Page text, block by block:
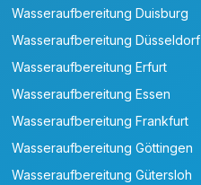
Wasseraufbereitung Duisburg
Wasseraufbereitung Düsseldorf
Wasseraufbereitung Erfurt
Wasseraufbereitung Essen
Wasseraufbereitung Frankfurt
Wasseraufbereitung Göttingen
Wasseraufbereitung Gütersloh